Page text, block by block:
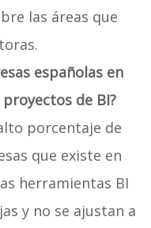
las áreas que
españolas en
de BI?
porcentaje de
que existe en
herramientas BI
y no se ajustan a